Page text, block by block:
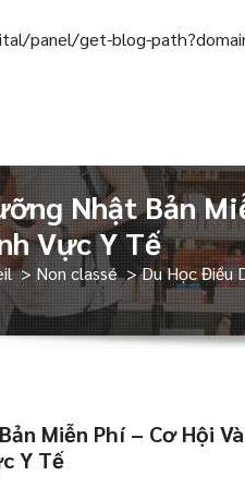
panel/get-blog-
Nhật Bản
Vực Y Tế
>Non classé>Du Học Điều
Miễn Phí – Cơ Hội
Y Tế